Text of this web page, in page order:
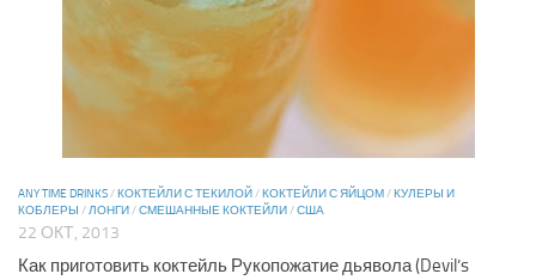
ANY TIME DRINKS/КОКТЕЙЛИ С ТЕКИЛОЙ/КОКТЕЙЛИ С ЯЙЦОМ/КУЛЕРЫ И
КОБЛЕРЫ /ЛОНГИ/СМЕШАННЫЕ КОКТЕЙЛИ/США
22 ОКТ, 2013
Как приготовить коктейль Рукопожатие дьявола (Devil’s